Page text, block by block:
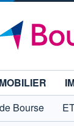
Bourse